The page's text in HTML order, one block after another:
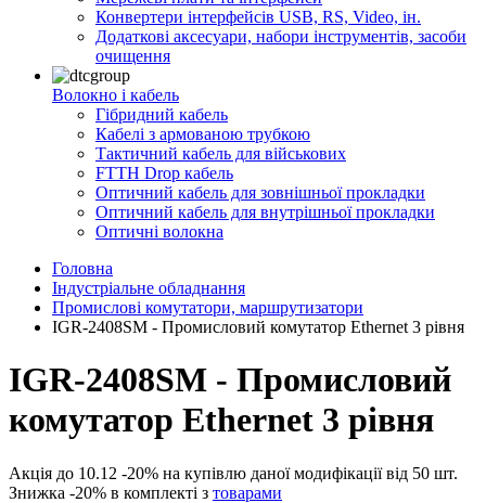
Конвертери інтерфейсів USB, RS, Video, ін.
Додаткові аксесуари, набори інструментів, засоби
очищення
Волокно і кабель
Гібридний кабель
Кабелі з армованою трубкою
Тактичний кабель для військових
FTTH Drop кабель
Оптичний кабель для зовнішньої прокладки
Оптичний кабель для внутрішньої прокладки
Оптичні волокна
Головна
Індустріальне обладнання
Промислові комутатори, маршрутизатори
IGR-2408SM - Промисловий комутатор Ethernet 3 рівня
IGR-2408SM - Промисловий
комутатор Ethernet 3 рівня
Акція до 10.12 -20% на купівлю даної модифікації від 50 шт.
Знижка -20% в комплекті з товарами